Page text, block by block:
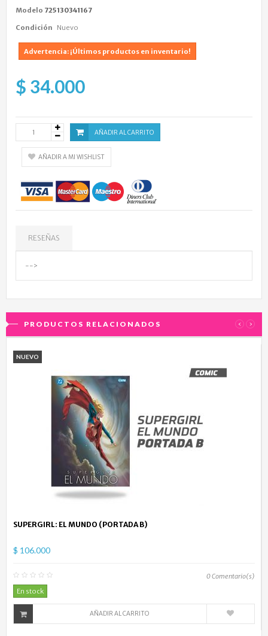
Modelo 725130341167
Condición Nuevo
Advertencia: ¡Últimos productos en inventario!
$ 34.000
AÑADIR AL CARRITO
AÑADIR A MI WISHLIST
RESEÑAS
-->
PRODUCTOS RELACIONADOS ‹ ›
NUEVO
SUPERGIRL: EL MUNDO (PORTADA B)
$ 106.000
0Comentario(s)
En stock
AÑADIR AL CARRITO